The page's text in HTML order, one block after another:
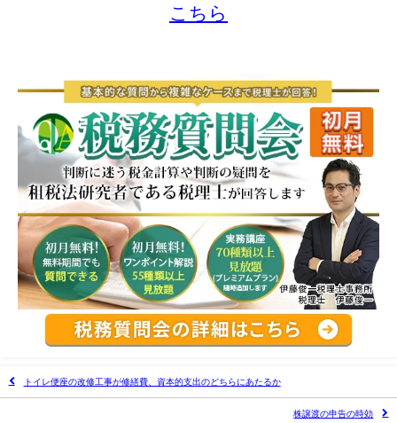
こちら
トイレ便座の改修工事が修繕費、資本的支出のどちらにあたるか
株譲渡の申告の時効